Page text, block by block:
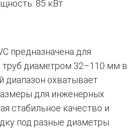
85 кВт
предназначена для
диаметром 32–110 мм в
диапазон охватывает
для инженерных
стабильное качество и
под разные диаметры.